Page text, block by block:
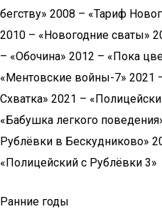
бегству» 2008 – «Тариф
2010 – «Новогодние сваты»
– «Обочина» 2012 – «Пока
«Ментовские войны-7» 2021
Схватка» 2021 –
«Бабушка легкого
Рублёвки в Бескудниково»
«Полицейский с Рублёвки 3»
Ранние годы